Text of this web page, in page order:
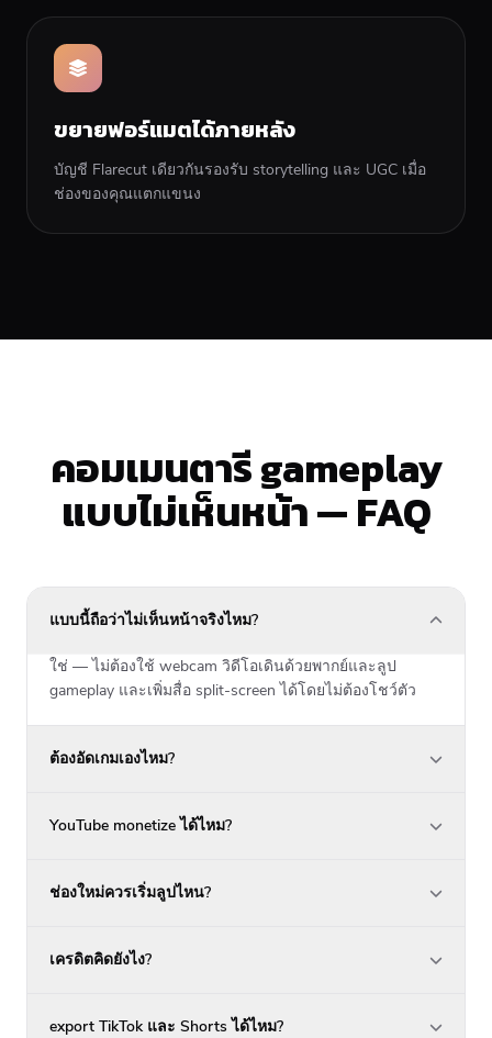
ขยายฟอร์แมตได้ภายหลัง
บัญชี Flarecut เดียวกันรองรับ storytelling และ UGC เมื่อ
ช่องของคุณแตกแขนง
คอมเมนตารี gameplay
แบบไม่เห็นหน้า — FAQ
แบบนี้ถือว่าไม่เห็นหน้าจริงไหม?
ใช่ — ไม่ต้องใช้ webcam วิดีโอเดินด้วยพากย์และลูป
gameplay และเพิ่มสื่อ split-screen ได้โดยไม่ต้องโชว์ตัว
ต้องอัดเกมเองไหม?
YouTube monetize ได้ไหม?
ช่องใหม่ควรเริ่มลูปไหน?
เครดิตคิดยังไง?
export TikTok และ Shorts ได้ไหม?